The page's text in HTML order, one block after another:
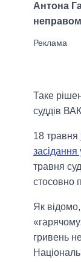
Антона
Таке
суддів
18 травня
травня
стосовно
Як
гривень